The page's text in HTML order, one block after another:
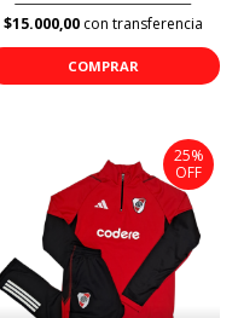
$15.000,00con transferencia
COMPRAR
25%
OFF